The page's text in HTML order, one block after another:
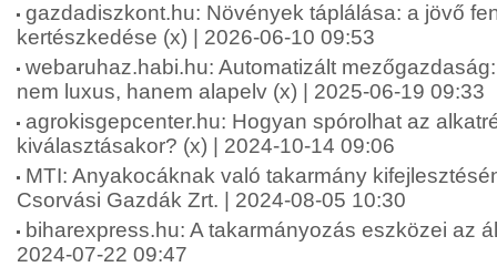
gazdadiszkont.hu: Növények táplálása: a jövő
kertészkedése (x) | 2026-06-10 09:53
webaruhaz.habi.hu: Automatizált
nem luxus, hanem alapelv (x) | 2025-06-19 09:33
agrokisgepcenter.hu: Hogyan spórolhat az
kiválasztásakor? (x) | 2024-10-14 09:06
MTI: Anyakocáknak való takarmány
Csorvási Gazdák Zrt. | 2024-08-05 10:30
biharexpress.hu: A takarmányozás eszközei az
2024-07-22 09:47